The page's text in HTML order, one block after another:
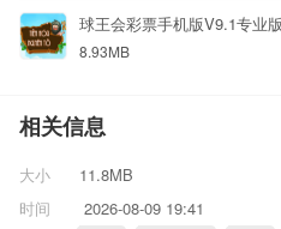
球王会彩票手机版V9.1专业版
8.93MB
相关信息
大小
11.8MB
时间
2026-08-09 19:41